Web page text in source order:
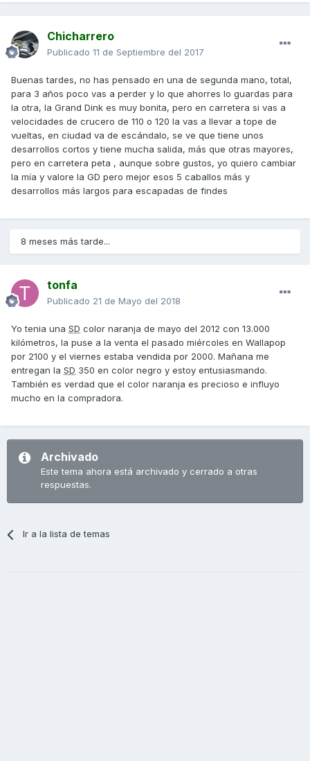
Chicharrero
Publicado 11 de Septiembre del 2017
Buenas tardes, no has pensado en una de segunda mano, total,
para 3 años poco vas a perder y lo que ahorres lo guardas para
la otra, la Grand Dink es muy bonita, pero en carretera si vas a
velocidades de crucero de 110 o 120 la vas a llevar a tope de
vueltas, en ciudad va de escándalo, se ve que tiene unos
desarrollos cortos y tiene mucha salida, más que otras mayores,
pero en carretera peta , aunque sobre gustos, yo quiero cambiar
la mía y valore la GD pero mejor esos 5 caballos más y
desarrollos más largos para escapadas de findes
8 meses más tarde...
tonfa
Publicado 21 de Mayo del 2018
Yo tenia una SD color naranja de mayo del 2012 con 13.000
kilómetros, la puse a la venta el pasado miércoles en Wallapop
por 2100 y el viernes estaba vendida por 2000. Mañana me
entregan la SD 350 en color negro y estoy entusiasmando.
También es verdad que el color naranja es precioso e influyo
mucho en la compradora.
Archivado
Este tema ahora está archivado y cerrado a otras
respuestas.
Ir a la lista de temas